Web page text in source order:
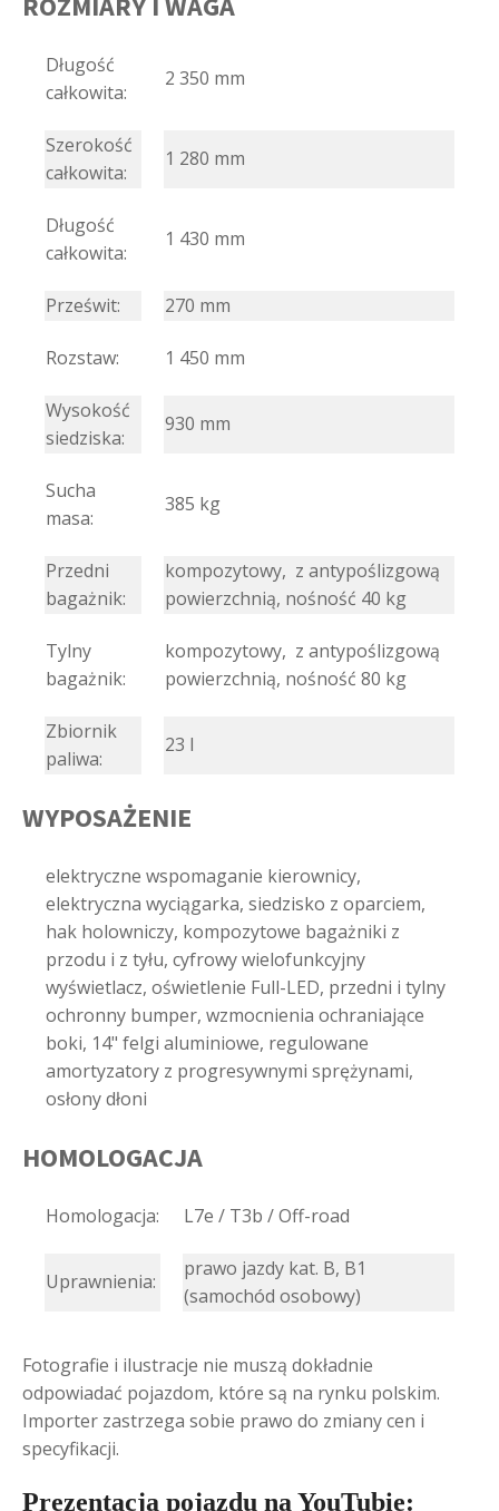
Długość
całkowita:
2 350 mm
Szerokość
całkowita:
1 280 mm
Długość
całkowita:
1 430 mm
Prześwit: 270 mm
Rozstaw: 1 450 mm
Wysokość
siedziska:
930 mm
Sucha
masa:
385 kg
Przedni
bagażnik:
kompozytowy, z antypoślizgową
powierzchnią, nośność 40 kg
Tylny
bagażnik:
kompozytowy, z antypoślizgową
powierzchnią, nośność 80 kg
Zbiornik
paliwa:
23 l
WYPOSAŻENIE
elektryczne wspomaganie kierownicy,
elektryczna wyciągarka, siedzisko z oparciem,
hak holowniczy, kompozytowe bagażniki z
przodu i z tyłu, cyfrowy wielofunkcyjny
wyświetlacz, oświetlenie Full-LED, przedni i tylny
ochronny bumper, wzmocnienia ochraniające
boki, 14" felgi aluminiowe, regulowane
amortyzatory z progresywnymi sprężynami,
osłony dłoni
HOMOLOGACJA
Homologacja: L7e / T3b / Off-road
Uprawnienia:
prawo jazdy kat. B, B1
(samochód osobowy)
Fotografie i ilustracje nie muszą dokładnie
odpowiadać pojazdom, które są na rynku polskim.
Importer zastrzega sobie prawo do zmiany cen i
specyfikacji.
Prezentacja pojazdu na YouTubie: